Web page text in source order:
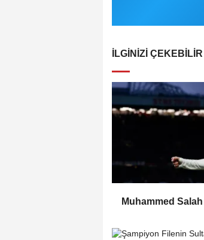
İLGINIZI ÇEKEBILIR
Muhammed